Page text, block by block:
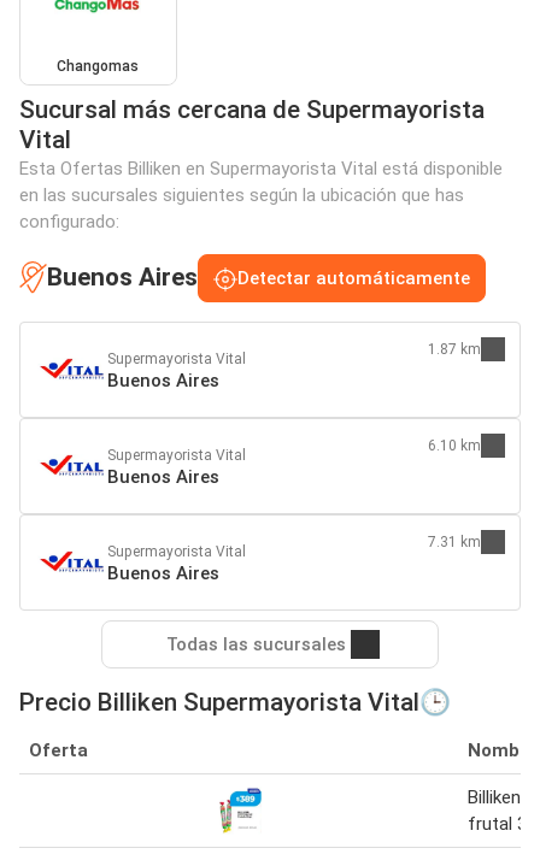
Changomas
Sucursal más cercana de Supermayorista
Vital
Esta Ofertas Billiken en Supermayorista Vital está disponible
en las sucursales siguientes según la ubicación que has
configurado:
Buenos Aires Detectar automáticamente
Supermayorista Vital
Buenos Aires
1.87 km
Supermayorista Vital
Buenos Aires
6.10 km
Supermayorista Vital
Buenos Aires
7.31 km
Todas las sucursales
Precio Billiken Supermayorista Vital🕒
Oferta Nombre
Billiken
frutal 35